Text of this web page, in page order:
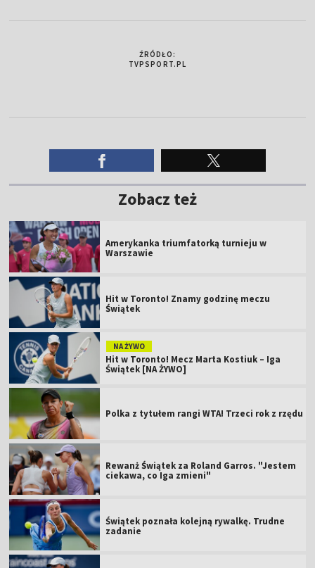
ŹRÓDŁO:
TVPSPORT.PL
Zobacz też
Amerykanka triumfatorką turnieju w
Warszawie
Hit w Toronto! Znamy godzinę meczu
Świątek
NA ŻYWO
Hit w Toronto! Mecz Marta Kostiuk – Iga
Świątek [NA ŻYWO]
Polka z tytułem rangi WTA! Trzeci rok z rzędu
Rewanż Świątek za Roland Garros. "Jestem
ciekawa, co Iga zmieni"
Świątek poznała kolejną rywalkę. Trudne
zadanie